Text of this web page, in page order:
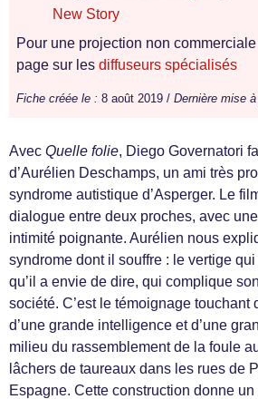
New Story
Pour une projection non
page sur les diffuseurs spécialisés
Fiche créée le : 8 août 2019 / Dernière mise
Avec Quelle folie, Diego Governatori
d’Aurélien Deschamps, un ami très
syndrome autistique d’Asperger. Le
dialogue entre deux proches, avec
intimité poignante. Aurélien nous
syndrome dont il souffre : le vertige
qu’il a envie de dire, qui complique
société. C’est le témoignage touchant
d’une grande intelligence et d’une
milieu du rassemblement de la foule
lâchers de taureaux dans les rues de
Espagne. Cette construction donne